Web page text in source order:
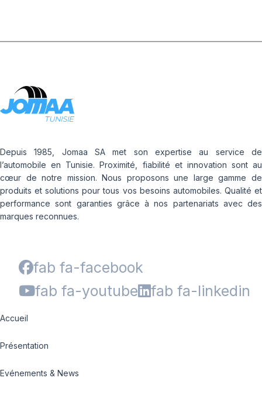
Depuis 1985, Jomaa SA met son expertise au service de
l’automobile en Tunisie. Proximité, fiabilité et innovation sont au
cœur de notre mission. Nous proposons une large gamme de
produits et solutions pour tous vos besoins automobiles. Qualité et
performance sont garanties grâce à nos partenariats avec des
marques reconnues.
fab fa-facebook
fab fa-youtube
fab fa-linkedin
Accueil
Présentation
Evénements & News